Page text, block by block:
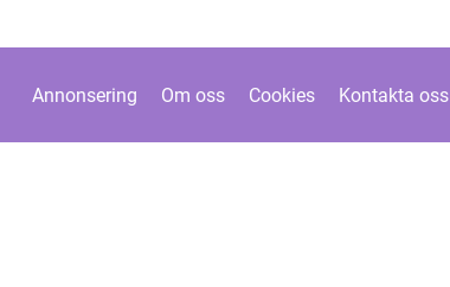
Annonsering Om oss Cookies Kontakta oss